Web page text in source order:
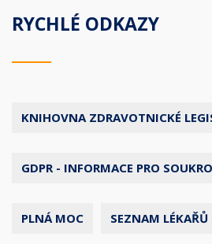
RYCHLÉ ODKAZY
KNIHOVNA ZDRAVOTNICKÉ
GDPR - INFORMACE PRO
PLNÁ MOC SEZNAM LÉKAŘŮ